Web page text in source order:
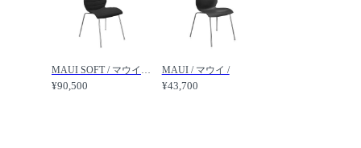
MAUI SOFT / マウイソフト /
¥90,500
MAUI / マウイ /
¥43,700